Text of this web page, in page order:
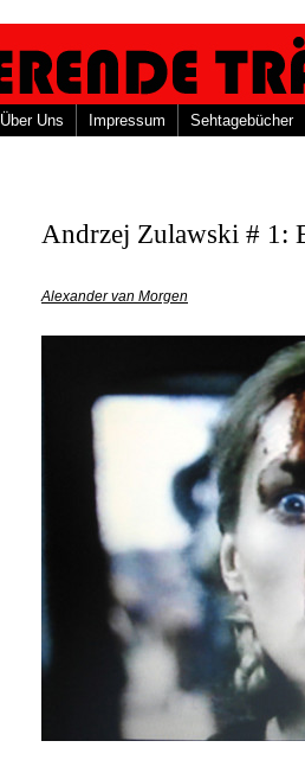
Über Uns Impressum Sehtagebücher
Andrzej Zulawski # 1:
Alexander van Morgen